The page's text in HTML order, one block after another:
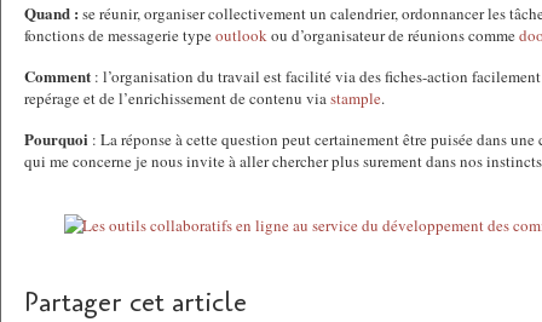
Quand : se réunir, organiser collectivement un calendrier, ordonnancer les
fonctions de messagerie typeoutlookou d’organisateur de réunions comme
Comment : l’organisation du travail est facilité via des fiches-action
repérage et de l’enrichissement de contenu viastample.
Pourquoi : La réponse à cette question peut certainement être puisée dans
qui me concerne je nous invite à aller chercher plus surement dans nos
Partager cet article